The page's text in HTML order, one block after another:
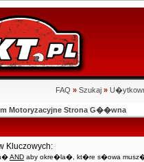
FAQ » Szukaj »
Motoryzacyjne Strona G��wna
Kluczowych:
AND aby okre�la�, kt�re s�owa